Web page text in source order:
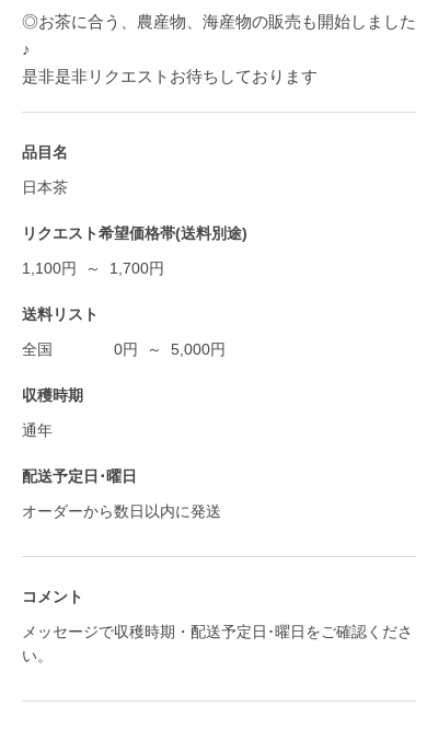
◎お茶に合う、農産物、海産物の販売も開始しました
♪
是非是非リクエストお待ちしております
品目名
日本茶
リクエスト希望価格帯(送料別途)
1,100円 ～ 1,700円
送料リスト
全国
0円 ～ 5,000円
収穫時期
通年
配送予定日･曜日
オーダーから数日以内に発送
コメント
メッセージで収穫時期・配送予定日･曜日をご確認くださ
い。